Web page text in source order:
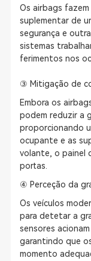
Os airbags
suplementar de
segurança e
sistemas
ferimentos nos
③ Mitigação de
Embora os
podem reduzir a
proporcionando
ocupante e as
volante, o painel
portas.
④ Perceção da
Os veículos
para detetar a
sensores
garantindo que
momento